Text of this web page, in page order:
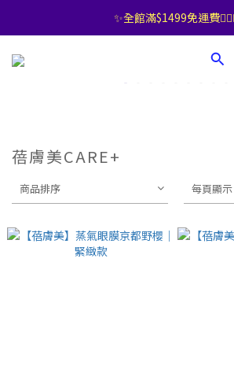
✨全館滿$1499免運費
蓓膚美CARE+
商品排序 每頁顯